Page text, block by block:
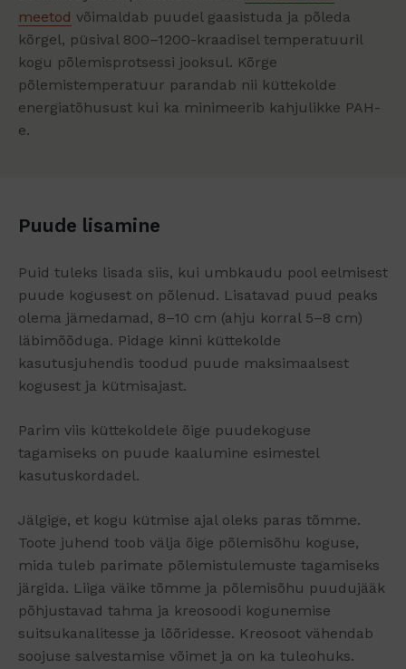
meetod võimaldab puudel gaasistuda ja põleda
kõrgel, püsival 800–1200-kraadisel temperatuuril
kogu põlemisprotsessi jooksul. Kõrge
põlemistemperatuur parandab nii küttekolde
energiatõhusust kui ka minimeerib kahjulikke PAH-
e.
Puude lisamine
Puid tuleks lisada siis, kui umbkaudu pool eelmisest
puude kogusest on põlenud. Lisatavad puud peaks
olema jämedamad, 8–10 cm (ahju korral 5–8 cm)
läbimõõduga. Pidage kinni küttekolde
kasutusjuhendis toodud puude maksimaalsest
kogusest ja kütmisajast.
Parim viis küttekoldele õige puudekoguse
tagamiseks on puude kaalumine esimestel
kasutuskordadel.
Jälgige, et kogu kütmise ajal oleks paras tõmme.
Toote juhend toob välja õige põlemisõhu koguse,
mida tuleb parimate põlemistulemuste tagamiseks
järgida. Liiga väike tõmme ja põlemisõhu puudujääk
põhjustavad tahma ja kreosoodi kogunemise
suitsukanalitesse ja lõõridesse. Kreosoot vähendab
soojuse salvestamise võimet ja on ka tuleohuks.